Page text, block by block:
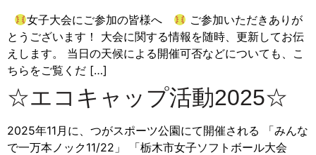
女子大会にご参加の皆様へ
ご参加いただきありが
とうございます！ 大会に関する情報を随時、更新してお伝
えします。 当日の天候による開催可否などについても、こ
ちらをご覧くだ […]
☆エコキャップ活動2025☆
2025年11月に、つがスポーツ公園にて開催される 「みんな
で一万本ノック11/22」 「栃木市女子ソフトボール大会